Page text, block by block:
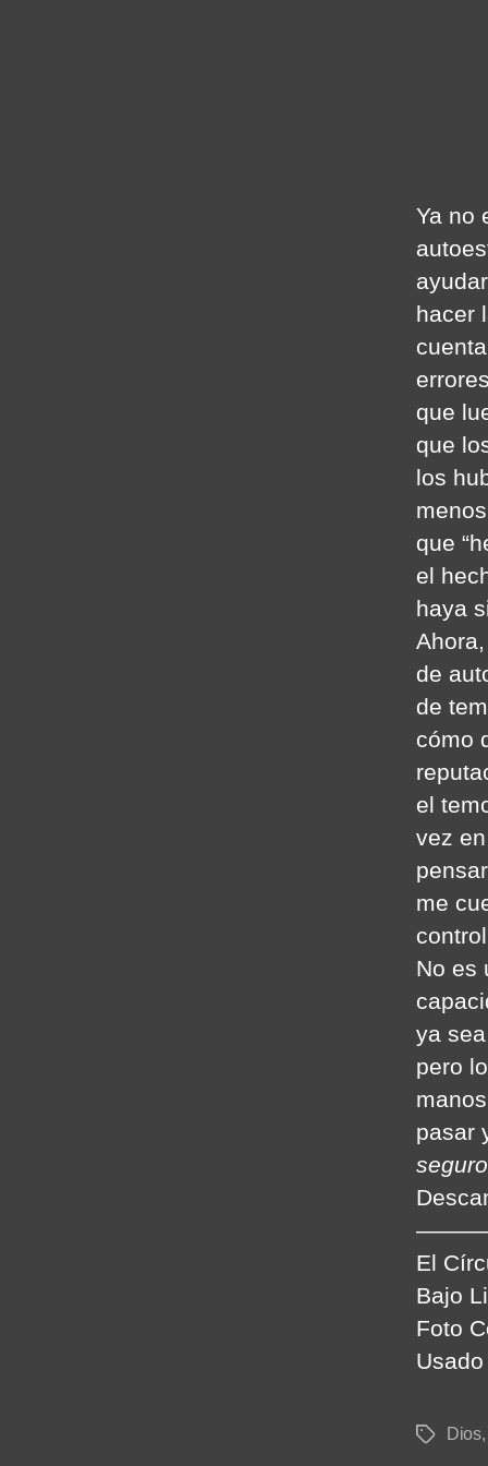
Ya no
hacer
que
que
los
que
el
haya
de
de
cómo
el
vez
me
control.
No es
ya
pero
pasar
El
Bajo
Foto
TagsDios,